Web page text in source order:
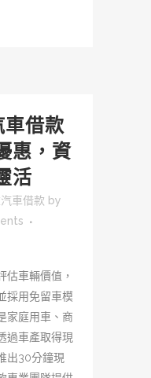
車借款
惠，資
活
車借款 by
估車輛價值，
採用免留車模
家庭用車、商
過車產取得現
出30分鐘現